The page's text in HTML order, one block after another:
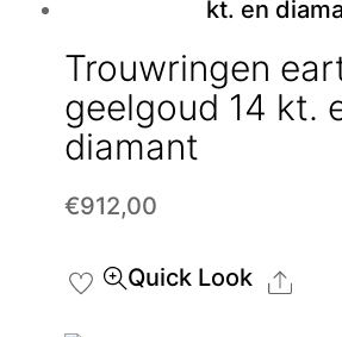
Trouwringen
geelgoud 14 kt.
diamant
€912,00
Quick Look